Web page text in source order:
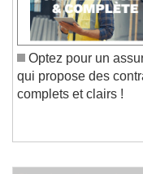
Optez pour un
qui propose des